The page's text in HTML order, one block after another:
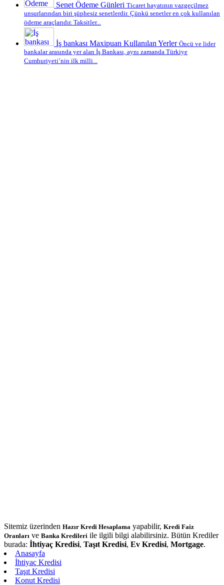
Senet Ödeme Günleri Ticaret hayatının vazgeçilmez
unsurlarından biri şüphesiz senetlerdir. Çünkü senetler en çok kullanılan
ödeme araçlarıdır. Taksitler...
İş bankası Maxipuan Kullanılan Yerler Öncü ve lider
bankalar arasında yer alan İş Bankası, aynı zamanda Türkiye
Cumhuriyeti’nin ilk milli...
Sitemiz üzerinden Hazır Kredi Hesaplama yapabilir, Kredi Faiz
Oranları ve Banka Kredileri ile ilgili bilgi alabilirsiniz. Bütün Krediler
burada: İhtiyaç Kredisi, Taşıt Kredisi, Ev Kredisi, Mortgage.
Anasayfa
İhtiyaç Kredisi
Taşıt Kredisi
Konut Kredisi